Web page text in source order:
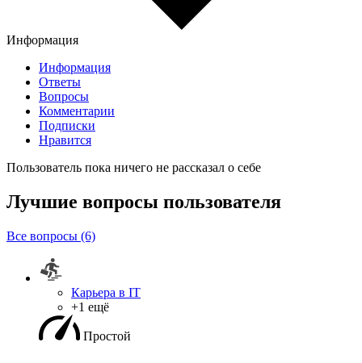
Информация
Информация
Ответы
Вопросы
Комментарии
Подписки
Нравится
Пользователь пока ничего не рассказал о себе
Лучшие вопросы пользователя
Все вопросы (6)
Карьера в IT
+1 ещё
Простой